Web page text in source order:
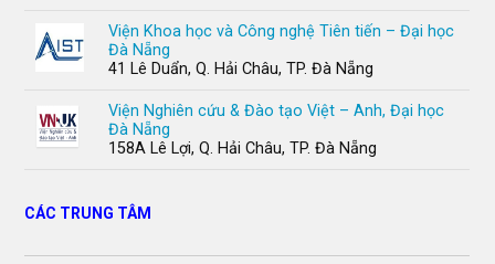
Viện Khoa học và Công nghệ Tiên tiến – Đại học
Đà Nẵng
41 Lê Duẩn, Q. Hải Châu, TP. Đà Nẵng
Viện Nghiên cứu & Đào tạo Việt – Anh, Đại học
Đà Nẵng
158A Lê Lợi, Q. Hải Châu, TP. Đà Nẵng
CÁC TRUNG TÂM